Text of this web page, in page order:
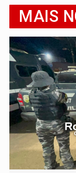
MAIS